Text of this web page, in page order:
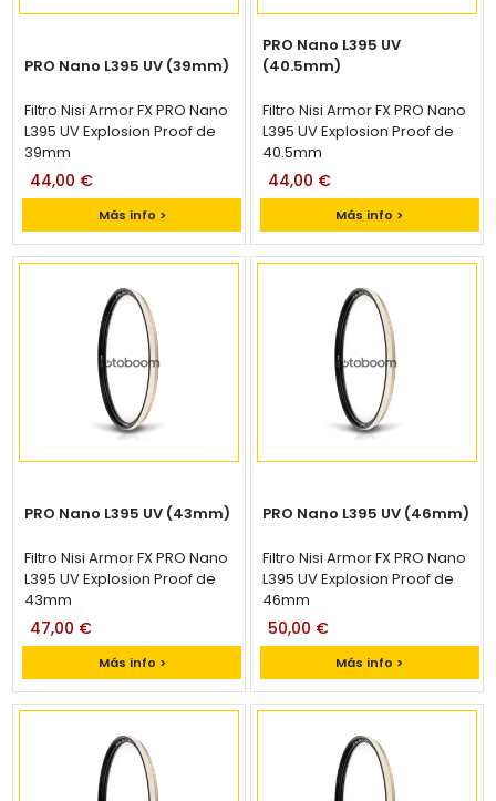
PRO Nano L395 UV (39mm)
Filtro Nisi Armor FX PRO Nano
L395 UV Explosion Proof de
39mm
Más info >
44,00 €
PRO Nano L395 UV
(40.5mm)
Filtro Nisi Armor FX PRO Nano
L395 UV Explosion Proof de
40.5mm
Más info >
44,00 €
PRO Nano L395 UV (43mm)
Filtro Nisi Armor FX PRO Nano
L395 UV Explosion Proof de
43mm
Más info >
47,00 €
PRO Nano L395 UV (46mm)
Filtro Nisi Armor FX PRO Nano
L395 UV Explosion Proof de
46mm
Más info >
50,00 €